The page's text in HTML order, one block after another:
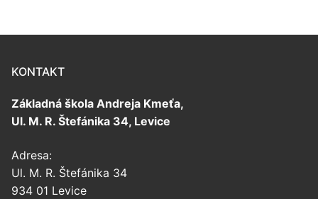
KONTAKT
Základná škola Andreja Kmeťa,
Ul. M. R. Štefánika 34, Levice
Adresa:
Ul. M. R. Štefánika 34
934 01 Levice